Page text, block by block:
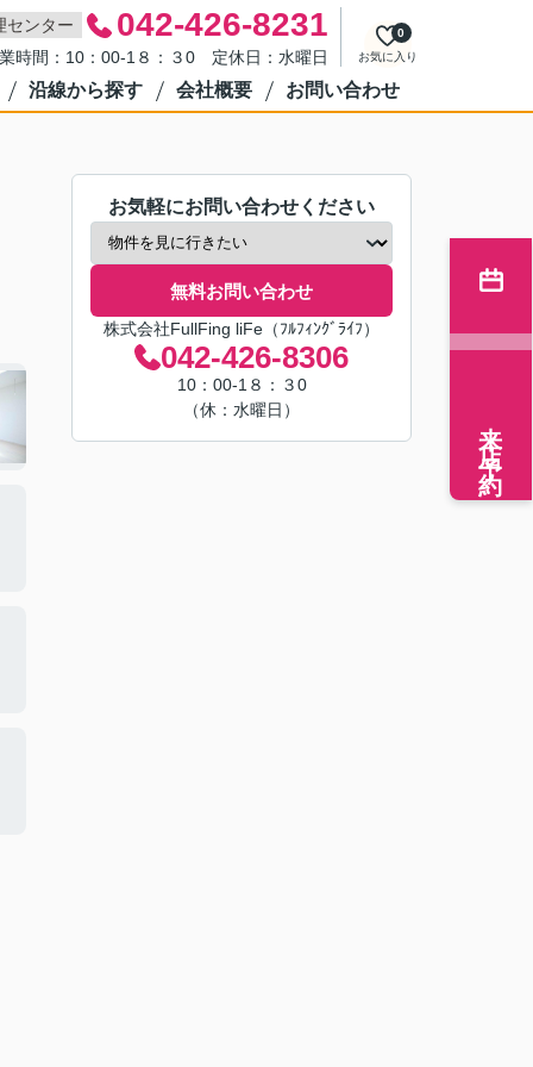
センター 042-426-8231
時間：10：00-1８：３0 定休日：水曜日 お気に入り
0
沿線から探す 会社概要 お問い合わせ
お気軽にお問い合わせください
無料お問い合わせ
株式会社FullFing liFe（ﾌﾙﾌｨﾝｸﾞﾗｲﾌ）
042-426-8306
10：00-1８：３0
（休：水曜日）
来店予約